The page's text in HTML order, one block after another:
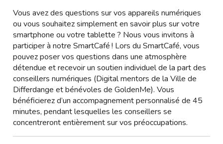
Vous avez des questions sur vos appareils numériques
ou vous souhaitez simplement en savoir plus sur votre
smartphone ou votre tablette ? Nous vous invitons à
participer à notre SmartCafé ! Lors du SmartCafé, vous
pouvez poser vos questions dans une atmosphère
détendue et recevoir un soutien individuel de la part des
conseillers numériques (Digital mentors de la Ville de
Differdange et bénévoles de GoldenMe). Vous
bénéficierez d’un accompagnement personnalisé de 45
minutes, pendant lesquelles les conseillers se
concentreront entièrement sur vos préoccupations.